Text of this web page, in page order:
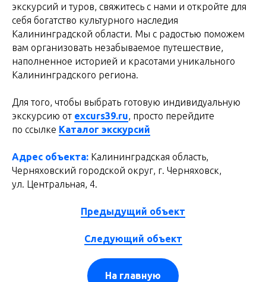
экскурсий и туров, свяжитесь с нами и откройте для
себя богатство культурного наследия
Калининградской области. Мы с радостью поможем
вам организовать незабываемое путешествие,
наполненное историей и красотами уникального
Калининградского региона.
Для того, чтобы выбрать готовую индивидуальную
экскурсию от excurs39.ru , просто перейдите
по ссылке Каталог экскурсий
Адрес объекта: Калининградская область,
Черняховский городской округ, г. Черняховск,
ул. Центральная, 4.
Предыдущий объект
Следующий объект
На главную